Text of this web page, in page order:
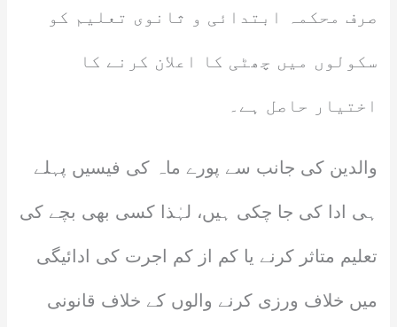
صرف محکمہ ابتدائی و ثانوی تعلیم کو
سکولوں میں چھٹی کا اعلان کرنے کا
اختیار حاصل ہے۔
والدین کی جانب سے پورے ماہ کی فیسیں پہلے
ہی ادا کی جا چکی ہیں، لہٰذا کسی بھی بچے کی
تعلیم متاثر کرنے یا کم از کم اجرت کی ادائیگی
میں خلاف ورزی کرنے والوں کے خلاف قانونی